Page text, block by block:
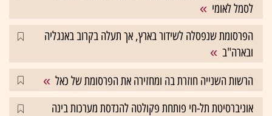
לסמל לאומי
הפרסומת שנפסלה לשידור בארץ, אך תעלה בקרוב באנגליה
ובארה"ב
הרשות השנייה חוזרת בה ומחזירה את הפרסומת של כאל
אוניברסיטת תל-חי פותחת פקולטה להנדסת מערכות בינה